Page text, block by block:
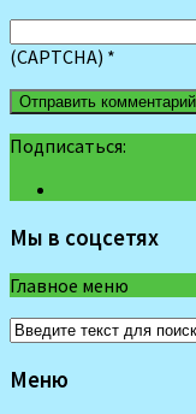
(CAPTCHA) *
Подписаться:
Мы в соцсетях
Главное меню
Меню